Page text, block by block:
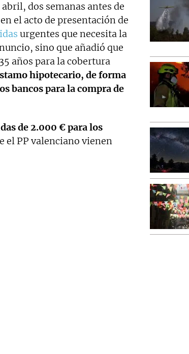
dos semanas antes de
el acto de presentación de
urgentes que necesita la
sino que añadió que
años para la cobertura
hipotecario, de forma
bancos para la compra de
de 2.000 € para los
el PP valenciano vienen